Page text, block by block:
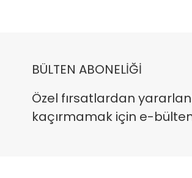
BÜLTEN ABONELİĞİ
Özel fırsatlardan
kaçırmamak için e-